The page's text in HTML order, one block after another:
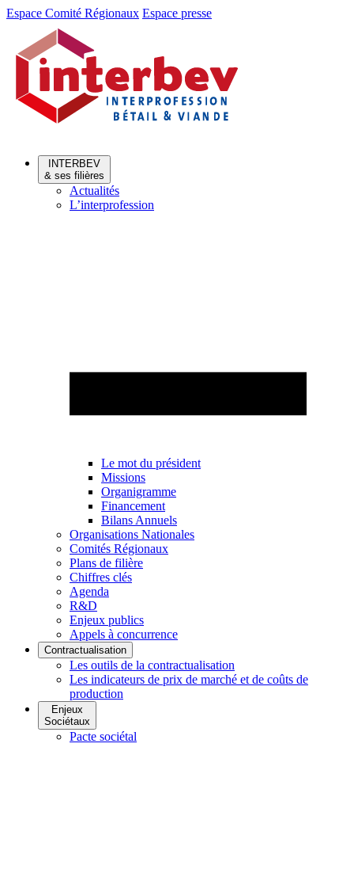
Aller
Aller
contenu
Espace Comité Régionaux Espace presse
INTERBEV
& ses filières
Actualités
L’interprofession
Le mot du président
Missions
Organigramme
Financement
Bilans Annuels
Organisations Nationales
Comités Régionaux
Plans de filière
Chiffres clés
Agenda
R&D
Enjeux publics
Appels à concurrence
Contractualisation
Les outils de la contractualisation
Les indicateurs de prix de marché et de coûts de
production
Enjeux
Sociétaux
Pacte sociétal